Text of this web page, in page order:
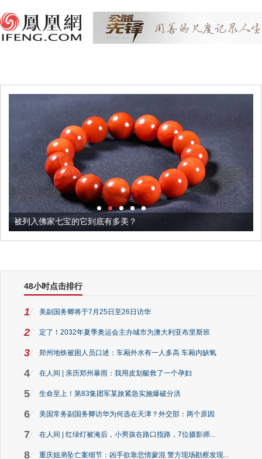
被列入佛家七宝的它到底有多美？
48小时点击排行
1 美副国务卿将于7月25日至26日访华
2 定了！2032年夏季奥运会主办城市为澳大利亚布里斯班
3 郑州地铁被困人员口述：车厢外水有一人多高 车厢内缺氧
4 在人间 | 亲历郑州暴雨：我用皮划艇救了一个孕妇
5 生命至上！第83集团军某旅紧急实施爆破分洪
6 美国常务副国务卿访华为何选在天津？外交部：两个原因
7 在人间 | 红绿灯被淹后，小男孩在路口指路，7位摄影师...
8 重庆姐弟坠亡案细节：凶手欲靠悲情蒙混 警方现场勘察发现...